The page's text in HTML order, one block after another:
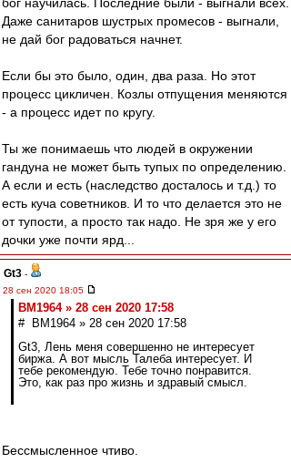
Даже санитаров шустрых промесов - выгнали,
не дай бог радоваться начнет.
Если бы это было, один, два раза. Но этот
процесс цикличен. Козлы отпущения меняются
- а процесс идет по кругу.
Ты же понимаешь что людей в окружении
гандуна не может быть тупых по определению.
А если и есть (наследство досталось и т.д.) то
есть куча советников. И то что делается это не
от тупости, а просто так надо. Не зря же у его
дочки уже почти ярд...
Gt3 -
28 сен 2020 18:05
BM1964 » 28 сен 2020 17:58
# BM1964 » 28 сен 2020 17:58
Gt3, Лень меня совершенно не интересует
биржа. А вот мысль Талеба интересует. И
тебе рекомендую. Тебе точно понравится.
Это, как раз про жизнь и здравый смысл.
Бессмысленное чтиво.